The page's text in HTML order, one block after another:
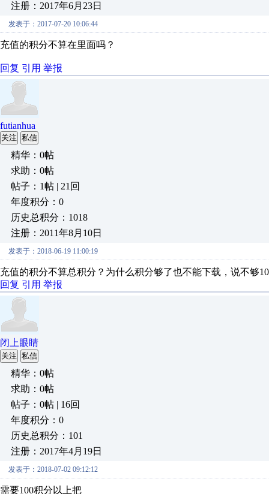
注册：2017年6月23日
发表于：2017-07-20 10:06:44
充值的积分不算在里面吗？
回复 引用 举报
futianhua
关注 私信
精华：0帖
求助：0帖
帖子：1帖 | 21回
年度积分：0
历史总积分：1018
注册：2011年8月10日
发表于：2018-06-19 11:00:19
充值的积分不算总积分？为什么积分够了也不能下载，说不够
回复 引用 举报
闭上眼睛
关注 私信
精华：0帖
求助：0帖
帖子：0帖 | 16回
年度积分：0
历史总积分：101
注册：2017年4月19日
发表于：2018-07-02 09:12:12
需要100积分以上把